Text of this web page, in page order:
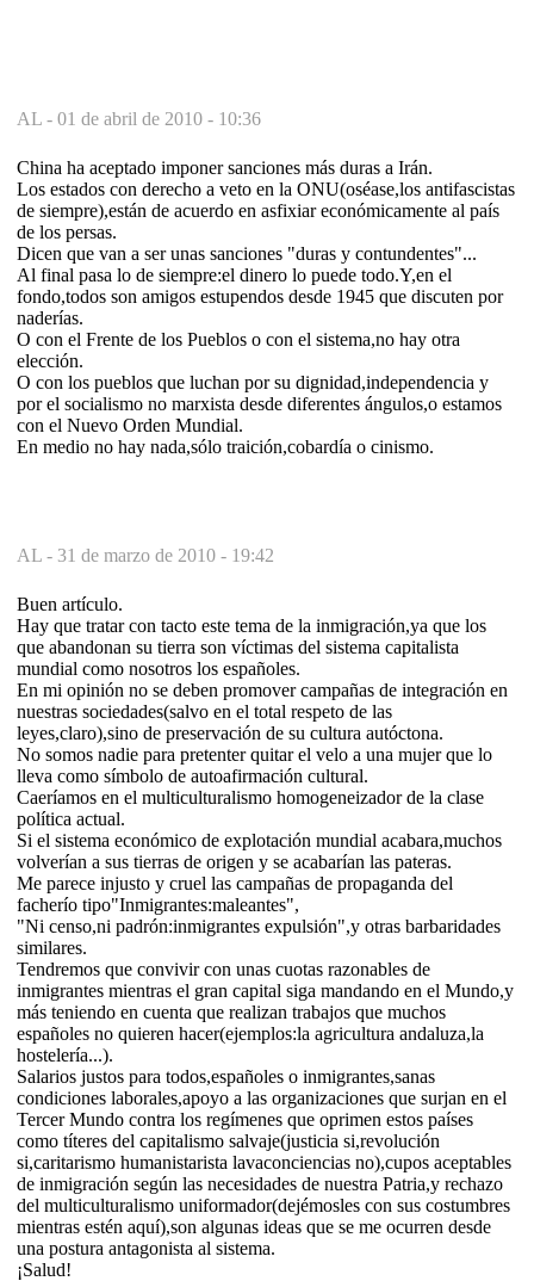
AL - 01 de abril de 2010 - 10:36
China ha aceptado imponer sanciones más duras a Irán.
Los estados con derecho a veto en la ONU(oséase,los antifascistas
de siempre),están de acuerdo en asfixiar económicamente al país
de los persas.
Dicen que van a ser unas sanciones "duras y contundentes"...
Al final pasa lo de siempre:el dinero lo puede todo.Y,en el
fondo,todos son amigos estupendos desde 1945 que discuten por
naderías.
O con el Frente de los Pueblos o con el sistema,no hay otra
elección.
O con los pueblos que luchan por su dignidad,independencia y
por el socialismo no marxista desde diferentes ángulos,o estamos
con el Nuevo Orden Mundial.
En medio no hay nada,sólo traición,cobardía o cinismo.
AL - 31 de marzo de 2010 - 19:42
Buen artículo.
Hay que tratar con tacto este tema de la inmigración,ya que los
que abandonan su tierra son víctimas del sistema capitalista
mundial como nosotros los españoles.
En mi opinión no se deben promover campañas de integración en
nuestras sociedades(salvo en el total respeto de las
leyes,claro),sino de preservación de su cultura autóctona.
No somos nadie para pretenter quitar el velo a una mujer que lo
lleva como símbolo de autoafirmación cultural.
Caeríamos en el multiculturalismo homogeneizador de la clase
política actual.
Si el sistema económico de explotación mundial acabara,muchos
volverían a sus tierras de origen y se acabarían las pateras.
Me parece injusto y cruel las campañas de propaganda del
facherío tipo"Inmigrantes:maleantes",
"Ni censo,ni padrón:inmigrantes expulsión",y otras barbaridades
similares.
Tendremos que convivir con unas cuotas razonables de
inmigrantes mientras el gran capital siga mandando en el Mundo,y
más teniendo en cuenta que realizan trabajos que muchos
españoles no quieren hacer(ejemplos:la agricultura andaluza,la
hostelería...).
Salarios justos para todos,españoles o inmigrantes,sanas
condiciones laborales,apoyo a las organizaciones que surjan en el
Tercer Mundo contra los regímenes que oprimen estos países
como títeres del capitalismo salvaje(justicia si,revolución
si,caritarismo humanistarista lavaconciencias no),cupos aceptables
de inmigración según las necesidades de nuestra Patria,y rechazo
del multiculturalismo uniformador(dejémosles con sus costumbres
mientras estén aquí),son algunas ideas que se me ocurren desde
una postura antagonista al sistema.
¡Salud!